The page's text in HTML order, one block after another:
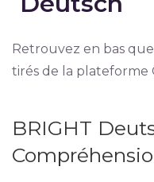
Retrouvez en bas
tirés de la plateforme
BRIGHT